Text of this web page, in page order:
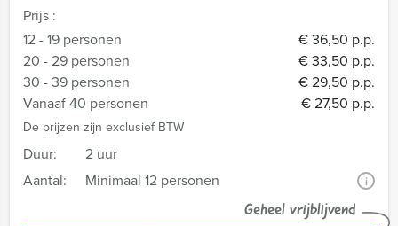
Prijs :
12 - 19 personen
€ 36,50 p.p.
20 - 29 personen
€ 33,50 p.p.
30 - 39 personen
€ 29,50 p.p.
Vanaaf 40 personen
€ 27,50 p.p.
De prijzen zijn exclusief BTW
Duur:
2 uur
Aantal:
Minimaal 12 personen i
Geheel vrijblijvend